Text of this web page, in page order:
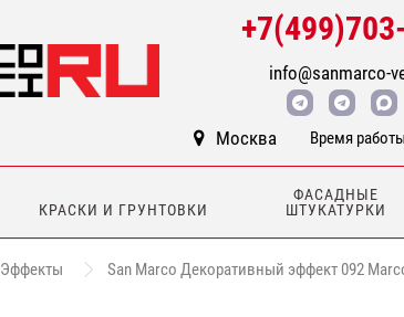
info@sanmarco-
Москва Время
КРАСКИ И ГРУНТОВКИ
ФАСАДНЫЕ
ШТУКАТУРКИ
Эффекты San Marco Декоративный эффект 092